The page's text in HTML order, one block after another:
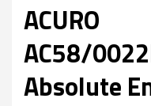
ACURO
AC58/
Absolute